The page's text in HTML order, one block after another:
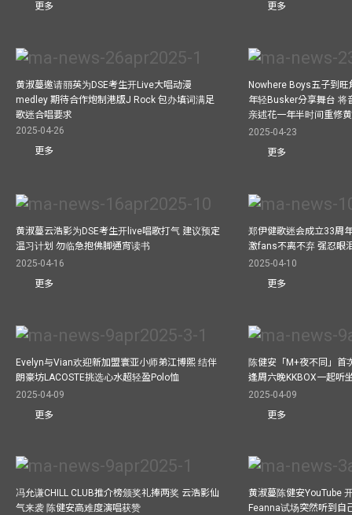
更多
更多
黄淑蔓邀请丽英为DSE考生开Live大唱动漫
medley 期待合作炮制港版J Rock 包办填词满足
歌迷合唱要求
2025-04-26
更多
Nowhere Boys五子到
年轻Busker分享舞台 将
亲述花一年半时间重修
2025-04-23
更多
黄淑蔓云浩影为DSE考生开live唱歌打气 建议预定
温习计划 勿临急抱佛脚通宵读书
2025-04-16
更多
郑伊健歌迷会成立33周
激fans不离不弃 强忍眼
2025-04-10
更多
Evelyn与Vian欢迎新加盟寰亚小师弟江博熙 结伴
朗豪坊LACOSTE挑选心水超轻盈Polo恤
2025-04-09
更多
陈健安「M+夜不同」首
逢周六晚KKBOX一起听
2025-04-09
更多
冯允谦CHILL CLUB推介榜颁奖礼捧两奖 云浩影仙
气来袭 陈健安高难度演唱获赞
黄淑蔓陈健安YouTube
Feanna试场突然听到自